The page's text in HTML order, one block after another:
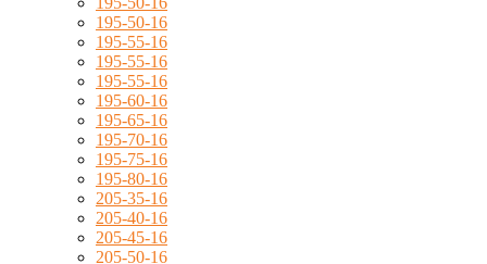
195-50-16
195-55-16
195-55-16
195-55-16
195-60-16
195-65-16
195-70-16
195-75-16
195-80-16
205-35-16
205-40-16
205-45-16
205-50-16